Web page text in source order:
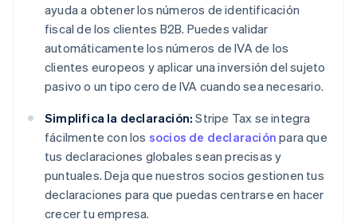
ayuda a obtener los números de identificación
fiscal de los clientes B2B. Puedes validar
automáticamente los números de IVA de los
clientes europeos y aplicar una inversión del sujeto
pasivo o un tipo cero de IVA cuando sea necesario.
Simplifica la declaración: Stripe Tax se integra
fácilmente con los socios de declaración para que
tus declaraciones globales sean precisas y
puntuales. Deja que nuestros socios gestionen tus
declaraciones para que puedas centrarse en hacer
crecer tu empresa.